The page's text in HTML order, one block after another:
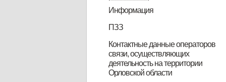
Информация
Информация по дорогам
ПЗЗ
поселения Дмитровского района
Орловской области
Контактные данные операторов
связи, осуществляющих
деятельность на территории
Орловской области